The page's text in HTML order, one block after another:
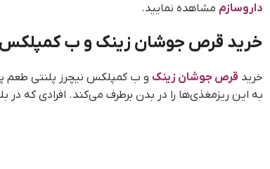
داروسازم مشاهده نمایید.
خرید قرص جوشان زینک و ب کمپلکس
خرید قرص جوشان زینک و ب کمپلکس نیچرز پلنتی طعم
به این ریزمغذی‌ها را در بدن برطرف می‌کند. افرادی که